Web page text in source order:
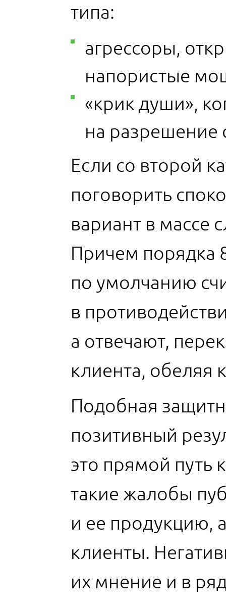
типа:
агрессоры,
напористые
«крик души»,
на разрешение
Если со второй
поговорить
вариант в массе
Причем порядка
по умолчанию
в
а отвечают,
клиента, обеляя
Подобная
позитивный
это прямой путь
такие жалобы
и ее продукцию,
клиенты.
их мнение и в